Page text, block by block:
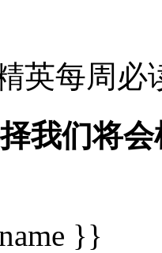
英每周
我们将
}}